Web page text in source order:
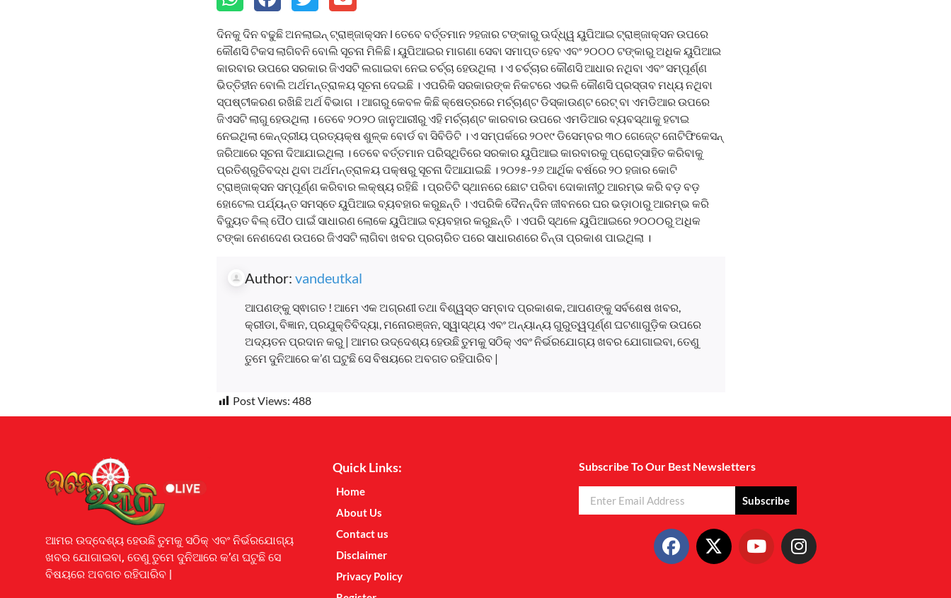
ଦିନକୁ ଦିନ ବଢୁଛି ଅନଲାଇନ୍ ଟ୍ରାଞ୍ଜାକ୍ସନ l ତେବେ ବର୍ତ୍ତମାନ ୨ହଜାର ଟଙ୍କାରୁ ଊର୍ଦ୍ଧ୍ୱ ୟୁପିଆଇ ଟ୍ରାଞ୍ଜାକ୍ସନ ଉପରେ
କୌଣସି ଟିକସ ଲାଗିବନି ବୋଲି ସୂଚନା ମିଳିଛି। ୟୁପିଆଇର ମାଗଣା ସେବା ସମାପ୍ତ ହେବ ଏବଂ ୨୦୦୦ ଟଙ୍କାରୁ ଅଧିକ ୟୁପିଆଇ
କାରବାର ଉପରେ ସରକାର ଜିଏସଟି ଲଗାଇବା ନେଇ ଚର୍ଚ୍ଚା ହେଉଥିଲା । ଏ ଚର୍ଚ୍ଚାର କୌଣସି ଆଧାର ନଥିବା ଏବଂ ସମ୍ପୂର୍ଣ୍ଣ
ଭିତ୍ତିହୀନ ବୋଲି ଅର୍ଥମନ୍ତ୍ରାଳୟ ସୂଚନା ଦେଇଛି । ଏପରିକି ସରକାରଙ୍କ ନିକଟରେ ଏଭଳି କୌଣସି ପ୍ରସ୍ତାବ ମଧ୍ୟ ନଥିବା
ସ୍ପଷ୍ଟୀକରଣ ରଖିଛି ଅର୍ଥ ବିଭାଗ । ଆଗରୁ କେବଳ କିଛି କ୍ଷେତ୍ରରେ ମର୍ଚ୍ଚାଣ୍ଟ ଡିସ୍‌କାଉଣ୍ଟ ରେଟ୍ ବା ଏମଡିଆର ଉପରେ
ଜିଏସଟି ଲାଗୁ ହେଉଥିଲା । ତେବେ ୨୦୨୦ ଜାନୁଆରୀରୁ ଏହି ମର୍ଚ୍ଚାଣ୍ଟ କାରବାର ଉପରେ ଏମଡିଆର ବ୍ୟବସ୍ଥାକୁ ହଟାଇ
ନେଇଥିଲା କେନ୍ଦ୍ରୀୟ ପ୍ରତ୍ୟକ୍ଷ ଶୁଳ୍କ ବୋର୍ଡ ବା ସିବିଡିଟି । ଏ ସମ୍ପର୍କରେ ୨୦୧୯ ଡିସେମ୍ବର ୩୦ ଗେଜେ୍ଟ ନୋଟିଫିକେସନ୍
ଜରିଆରେ ସୂଚନା ଦିଆଯାଇଥିଲା । ତେବେ ବର୍ତ୍ତମାନ ପରିସ୍ଥିତିରେ ସରକାର ୟୁପିଆଇ କାରବାରକୁ ପ୍ରୋତ୍ସାହିତ କରିବାକୁ
ପ୍ରତିଶ୍ରୁତିବଦ୍ଧ ଥିବା ଅର୍ଥମନ୍ତ୍ରାଳୟ ପକ୍ଷରୁ ସୂଚନା ଦିଆଯାଇଛି । ୨୦୨୫-୨୬ ଆର୍ଥିକ ବର୍ଷରେ ୨୦ ହଜାର କୋଟି
ଟ୍ରାଞ୍ଜାକ୍ସନ ସମ୍ପୂର୍ଣ୍ଣ କରିବାର ଲକ୍ଷ୍ୟ ରହିଛି । ପ୍ରତିଟି ସ୍ଥାନରେ ଛୋଟ ପରିବା ଦୋକାନୀଠୁ ଆରମ୍ଭ କରି ବଡ଼ ବଡ଼
ହୋଟେଲ ପର୍ଯ୍ୟନ୍ତ ସମସ୍ତେ ୟୁପିଆଇ ବ୍ୟବହାର କରୁଛନ୍ତି । ଏପରିକି ଦୈନନ୍ଦିନ ଜୀବନରେ ଘର ଭଡ଼ାଠାରୁ ଆରମ୍ଭ କରି
ବିଦ୍ୟୁତ ବିଲ୍ ପୈଠ ପାଇଁ ସାଧାରଣ ଲୋକେ ୟୁପିଆଇ ବ୍ୟବହାର କରୁଛନ୍ତି । ଏପରି ସ୍ଥଳେ ୟୁପିଆଇରେ ୨୦୦୦ରୁ ଅଧିକ
ଟଙ୍କା ନେଣଦେଣ ଉପରେ ଜିଏସଟି ଲାଗିବା ଖବର ପ୍ରଚାରିତ ପରେ ସାଧାରଣରେ ଚିନ୍ତା ପ୍ରକାଶ ପାଇଥିଲା ।
Author: vandeutkal
ଆପଣଙ୍କୁ ସ୍ଵାଗତ ! ଆମେ ଏକ ଅଗ୍ରଣୀ ତଥା ବିଶ୍ୱସ୍ତ ସମ୍ବାଦ ପ୍ରକାଶକ, ଆପଣଙ୍କୁ ସର୍ବଶେଷ ଖବର,
କ୍ରୀଡା, ବିଜ୍ଞାନ, ପ୍ରଯୁକ୍ତିବିଦ୍ୟା, ମନୋରଞ୍ଜନ, ସ୍ୱାସ୍ଥ୍ୟ ଏବଂ ଅନ୍ୟାନ୍ୟ ଗୁରୁତ୍ୱପୂର୍ଣ୍ଣ ଘଟଣାଗୁଡ଼ିକ ଉପରେ
ଅଦ୍ୟତନ ପ୍ରଦାନ କରୁ | ଆମର ଉଦ୍ଦେଶ୍ୟ ହେଉଛି ତୁମକୁ ସଠିକ୍ ଏବଂ ନିର୍ଭରଯୋଗ୍ୟ ଖବର ଯୋଗାଇବା, ତେଣୁ
ତୁମେ ଦୁନିଆରେ କ’ଣ ଘଟୁଛି ସେ ବିଷୟରେ ଅବଗତ ରହିପାରିବ |
Post Views: 488
ଆମର ଉଦ୍ଦେଶ୍ୟ ହେଉଛି ତୁମକୁ ସଠିକ୍ ଏବଂ ନିର୍ଭରଯୋଗ୍ୟ
ଖବର ଯୋଗାଇବା, ତେଣୁ ତୁମେ ଦୁନିଆରେ କ’ଣ ଘଟୁଛି ସେ
ବିଷୟରେ ଅବଗତ ରହିପାରିବ |
Quick Links:
Home
About Us
Contact us
Disclaimer
Privacy Policy
Subscribe To Our Best Newsletters
Subscribe